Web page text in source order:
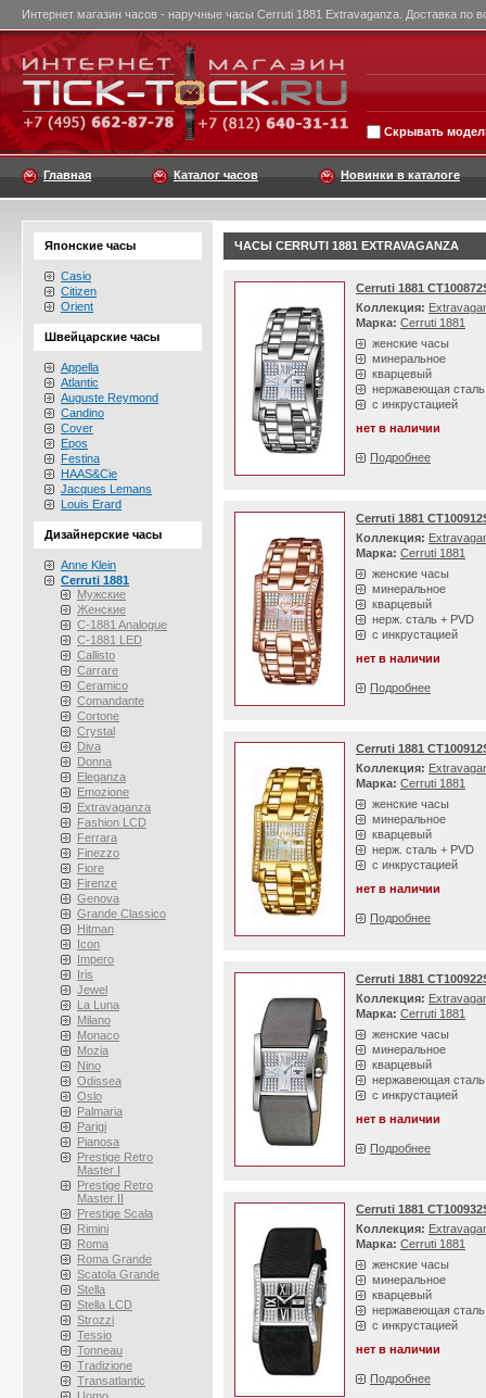
Интернет магазин часов - наручные часы Cerruti 1881 Extravaganza. Доставка по
Скрывать
Главная Каталог часов Новинки в каталоге
Японские часы
Casio
Citizen
Orient
Швейцарские часы
Appella
Atlantic
Auguste Reymond
Candino
Cover
Epos
Festina
HAAS&Cie
Jacques Lemans
Louis Erard
Дизайнерские часы
Anne Klein
Cerruti 1881
Мужские
Женские
C-1881 Analogue
C-1881 LED
Callisto
Carrare
Ceramico
Comandante
Cortone
Crystal
Diva
Donna
Eleganza
Emozione
Extravaganza
Fashion LCD
Ferrara
Finezzo
Fiore
Firenze
Genova
Grande Classico
Hitman
Icon
Impero
Iris
Jewel
La Luna
Milano
Monaco
Mozia
Nino
Odissea
Oslo
Palmaria
Parigi
Pianosa
Prestige Retro
Master I
Prestige Retro
Master II
Prestige Scala
Rimini
Roma
Roma Grande
Scatola Grande
Stella
Stella LCD
Strozzi
Tessio
Tonneau
Tradizione
Transatlantic
ЧАСЫ CERRUTI 1881 EXTRAVAGANZA
Cerruti 1881
Коллекция:
Марка: Cerruti 1881
женские часы
минеральное
кварцевый
нержавеющая сталь
с инкрустацией
нет в наличии
Подробнее
Cerruti 1881
Коллекция:
Марка: Cerruti 1881
женские часы
минеральное
кварцевый
нерж. сталь + PVD
с инкрустацией
нет в наличии
Подробнее
Cerruti 1881
Коллекция:
Марка: Cerruti 1881
женские часы
минеральное
кварцевый
нерж. сталь + PVD
с инкрустацией
нет в наличии
Подробнее
Cerruti 1881
Коллекция:
Марка: Cerruti 1881
женские часы
минеральное
кварцевый
нержавеющая сталь
с инкрустацией
нет в наличии
Подробнее
Cerruti 1881
Коллекция:
Марка: Cerruti 1881
женские часы
минеральное
кварцевый
нержавеющая сталь
с инкрустацией
нет в наличии
Подробнее